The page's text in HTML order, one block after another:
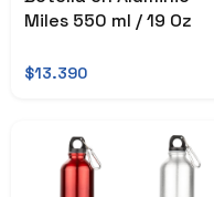
Miles 550 ml / 19 Oz
$13.390